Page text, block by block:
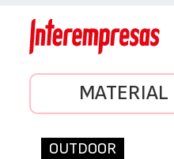
MATERIAL
OUTDOOR